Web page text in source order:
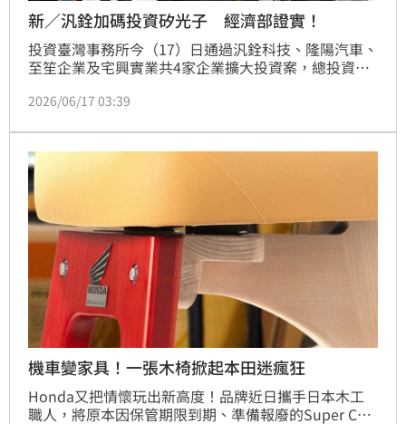
新／汎銓加碼投資矽光子 經濟部證實！
投資臺灣事務所今（17）日通過汎銓科技、隆陽汽車、
至笙企業及宅興實業共4家企業擴大投資案，總投資額
進製程，並導入AI檢測；隆陽汽車則於鳳山建置智慧據
業，累積投資金額近2.7兆元。此次投資重點聚焦AI技
術應用與綠色永續，預計將創造近兩百個就業機會，持
續帶動台灣半導體與智慧製造產業升級。
2026/06/17 03:39
機車變家具！一張木椅掀起本田迷瘋狂
Honda又把情懷玩出新高度！品牌近日攜手日本木工
職人，將原本因保管期限到期、準備報廢的Super Cub